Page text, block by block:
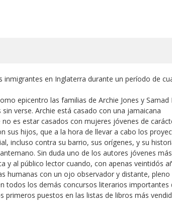
en Inglaterra durante un período de
epicentro las familias de Archie Jones y Samad
verse. Archie está casado con una jamaicana
es estar casados con mujeres jóvenes de
sus hijos, que a la hora de llevar a cabo los
incluso contra su barrio, sus orígenes, y su
Sin duda uno de los autores jóvenes más
y al público lector cuando, con apenas veintidós
humanas con un ojo observador y distante, pleno
todos los demás concursos literarios importantes
puestos en las listas de libros más